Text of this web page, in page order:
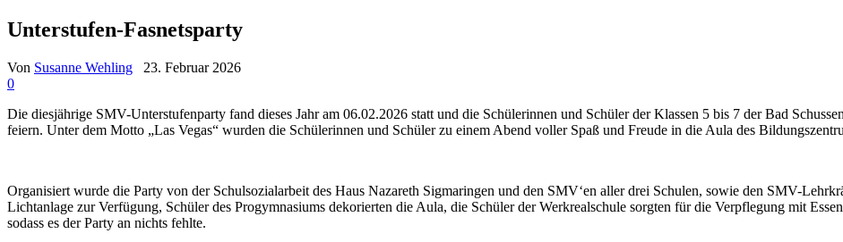
Unterstufen-Fasnetsparty
Von Susanne Wehling
23. Februar 2026
0
Die diesjährige SMV-Unterstufenparty fand dieses Jahr am 06.02.2026 statt und die Schülerinnen und Schüler der Klassen 5 bis 7 der Bad
feiern. Unter dem Motto „Las Vegas“ wurden die Schülerinnen und Schüler zu einem Abend voller Spaß und Freude in die Aula des
Organisiert wurde die Party von der Schulsozialarbeit des Haus Nazareth Sigmaringen und den SMV‘en aller drei Schulen, sowie den SMV-
Lichtanlage zur Verfügung, Schüler des Progymnasiums dekorierten die Aula, die Schüler der Werkrealschule sorgten für die Verpflegung mit
sodass es der Party an nichts fehlte.